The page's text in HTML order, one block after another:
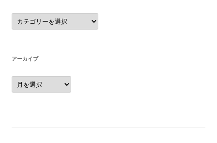
カ
テ
ゴ
アーカイブ
ア
ー
カ